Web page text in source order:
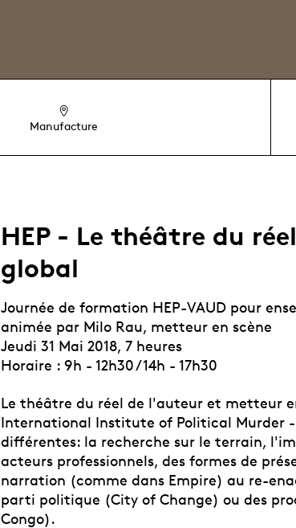
Manufacture
HEP - Le théâtre du
global
Journée de formation HEP-VAUD pour
animée par Milo Rau, metteur en scène
Jeudi 31 Mai 2018, 7 heures
Horaire : 9h - 12h30 / 14h - 17h30
Le théâtre du réel de l'auteur et metteur
International Institute of Political Murder
différentes: la recherche sur le terrain,
acteurs professionnels, des formes de
narration (comme dans Empire) au re-
parti politique (City of Change) ou des
Congo).